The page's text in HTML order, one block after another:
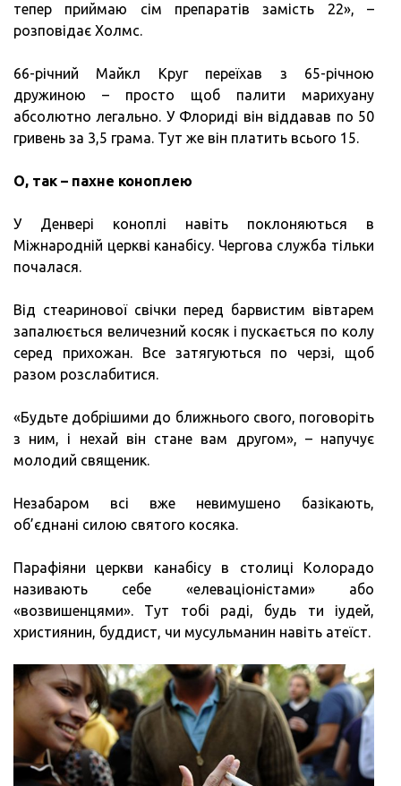
тепер приймаю сім препаратів замість 22», –
розповідає Холмс.
66-річний Майкл Круг переїхав з 65-річною
дружиною – просто щоб палити марихуану
абсолютно легально. У Флориді він віддавав по 50
гривень за 3,5 грама. Тут же він платить всього 15.
О, так – пахне коноплею
У Денвері коноплі навіть поклоняються в
Міжнародній церкві канабісу. Чергова служба тільки
почалася.
Від стеаринової свічки перед барвистим вівтарем
запалюється величезний косяк і пускається по колу
серед прихожан. Все затягуються по черзі, щоб
разом розслабитися.
«Будьте добрішими до ближнього свого, поговоріть
з ним, і нехай він стане вам другом», – напучує
молодий священик.
Незабаром всі вже невимушено базікають,
об’єднані силою святого косяка.
Парафіяни церкви канабісу в столиці Колорадо
називають себе «елеваціоністами» або
«возвишенцями». Тут тобі раді, будь ти іудей,
християнин, буддист, чи мусульманин навіть атеїст.